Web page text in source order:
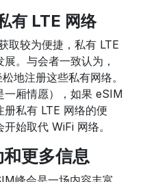
有 LTE 网络
取较为便捷，私有 LTE
。与会者一致认为，
地注册这些私有网络。
一厢情愿），如果 eSIM
私有 LTE 网络的便
始取代 WiFi 网络。
更多信息